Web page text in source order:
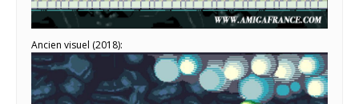
Ancien visuel (2018):